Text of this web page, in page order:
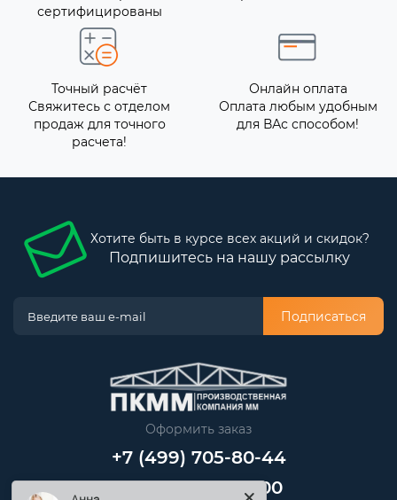
сертифицированы
Точный расчёт
Свяжитесь с отделом
продаж для точного
расчета!
Онлайн оплата
Оплата любым удобным
для ВАс способом!
Хотите быть в курсе всех акций и скидок?
Подпишитесь на нашу рассылку
Подписаться
Оформить заказ
+7 (499) 705-80-44
+7 (812) 389-48-00